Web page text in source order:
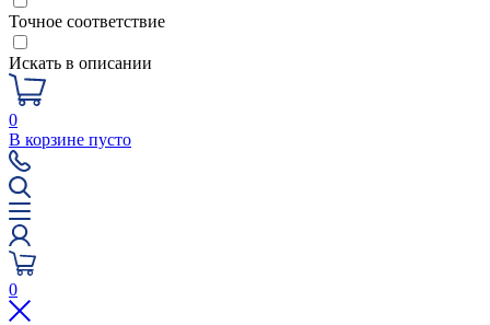
Точное соответствие
Искать в описании
0
В корзине пусто
0